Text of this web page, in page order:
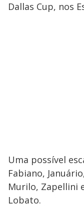
Dallas Cup, nos
Uma possível
Fabiano,
Murilo, Zapellini
Lobato.